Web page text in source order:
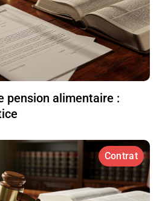
pension alimentaire :
Contrat